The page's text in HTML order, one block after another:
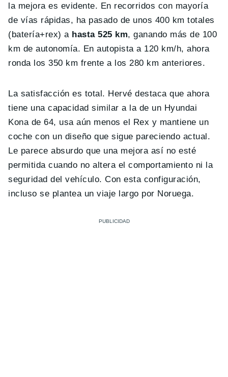
la mejora es evidente. En recorridos con mayoría
de vías rápidas, ha pasado de unos 400 km totales
(batería+rex) a hasta 525 km, ganando más de 100
km de autonomía. En autopista a 120 km/h, ahora
ronda los 350 km frente a los 280 km anteriores.
La satisfacción es total. Hervé destaca que ahora
tiene una capacidad similar a la de un Hyundai
Kona de 64, usa aún menos el Rex y mantiene un
coche con un diseño que sigue pareciendo actual.
Le parece absurdo que una mejora así no esté
permitida cuando no altera el comportamiento ni la
seguridad del vehículo. Con esta configuración,
incluso se plantea un viaje largo por Noruega.